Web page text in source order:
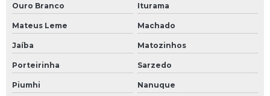
Ouro Branco Iturama
Mateus Leme Machado
Jaíba Matozinhos
Porteirinha Sarzedo
Piumhi Nanuque